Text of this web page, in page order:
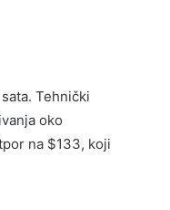
Tehnički
oko
na $133, koji